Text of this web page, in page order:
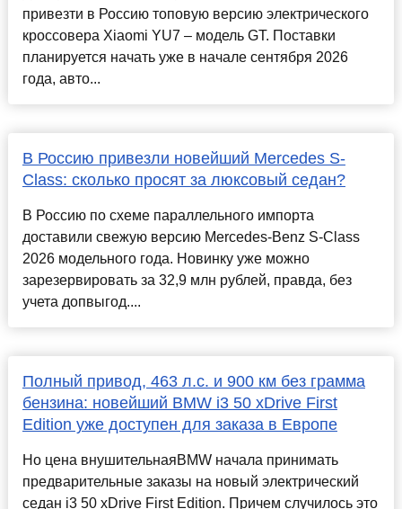
привезти в Россию топовую версию электрического
кроссовера Xiaomi YU7 – модель GT. Поставки
планируется начать уже в начале сентября 2026
года, авто...
В Россию привезли новейший Mercedes S-
Class: сколько просят за люксовый седан?
В Россию по схеме параллельного импорта
доставили свежую версию Mercedes-Benz S-Class
2026 модельного года. Новинку уже можно
зарезервировать за 32,9 млн рублей, правда, без
учета допвыгод....
Полный привод, 463 л.с. и 900 км без грамма
бензина: новейший BMW i3 50 xDrive First
Edition уже доступен для заказа в Европе
Но цена внушительнаяBMW начала принимать
предварительные заказы на новый электрический
седан i3 50 xDrive First Edition. Причем случилось это